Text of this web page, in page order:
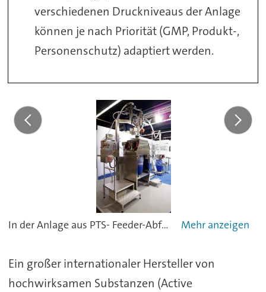
verschiedenen Druckniveaus der Anlage
können je nach Priorität (GMP, Produkt-,
Personenschutz) adaptiert werden.
In der Anlage aus PTS- Feeder-Abfülleinheit, DCS-Glovebox, Wägeterminal und MPTS-Probe-nehmer können API GMP-gerecht abgefüllt werden
Ein großer internationaler Hersteller von
hochwirksamen Substanzen (Active